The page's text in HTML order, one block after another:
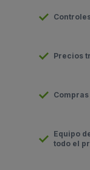
Precios
Equipo
todo el